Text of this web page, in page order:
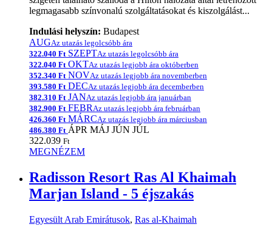
legmagasabb színvonalú szolgáltatásokat és kiszolgálást...
Indulási helyszín: Budapest
AUGAz utazás legolcsóbb ára
322.040 Ft SZEPTAz utazás legolcsóbb ára
322.040 Ft OKTAz utazás legjobb ára októberben
352.340 Ft NOVAz utazás legjobb ára novemberben
393.580 Ft DECAz utazás legjobb ára decemberben
382.310 Ft JANAz utazás legjobb ára januárban
382.900 Ft FEBR Az utazás legjobb ára februárban
426.360 Ft MÁRCAz utazás legjobb ára márciusban
486.380 Ft ÁPR MÁJ JÚN JÚL
322.039 Ft
MEGNÉZEM
Radisson Resort Ras Al Khaimah
Marjan Island - 5 éjszakás
Egyesült Arab Emirátusok, Ras al-Khaimah